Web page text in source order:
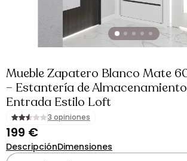
Mueble Zapatero Blanco Mate
– Estantería de
Entrada Estilo Loft
3 opiniones
199 €
DescripciónDimensiones